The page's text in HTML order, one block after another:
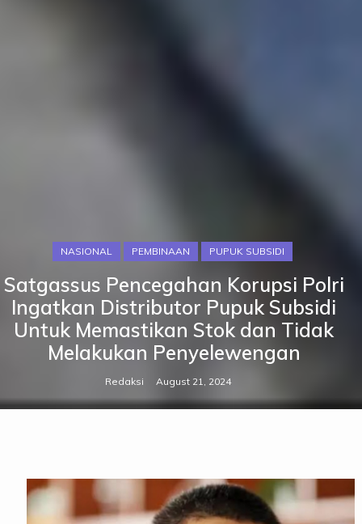
NASIONAL PEMBINAAN PUPUK SUBSIDI
Satgassus Pencegahan Korupsi Polri
Ingatkan Distributor Pupuk Subsidi
Untuk Memastikan Stok dan Tidak
Melakukan Penyelewengan
Redaksi August 21, 2024